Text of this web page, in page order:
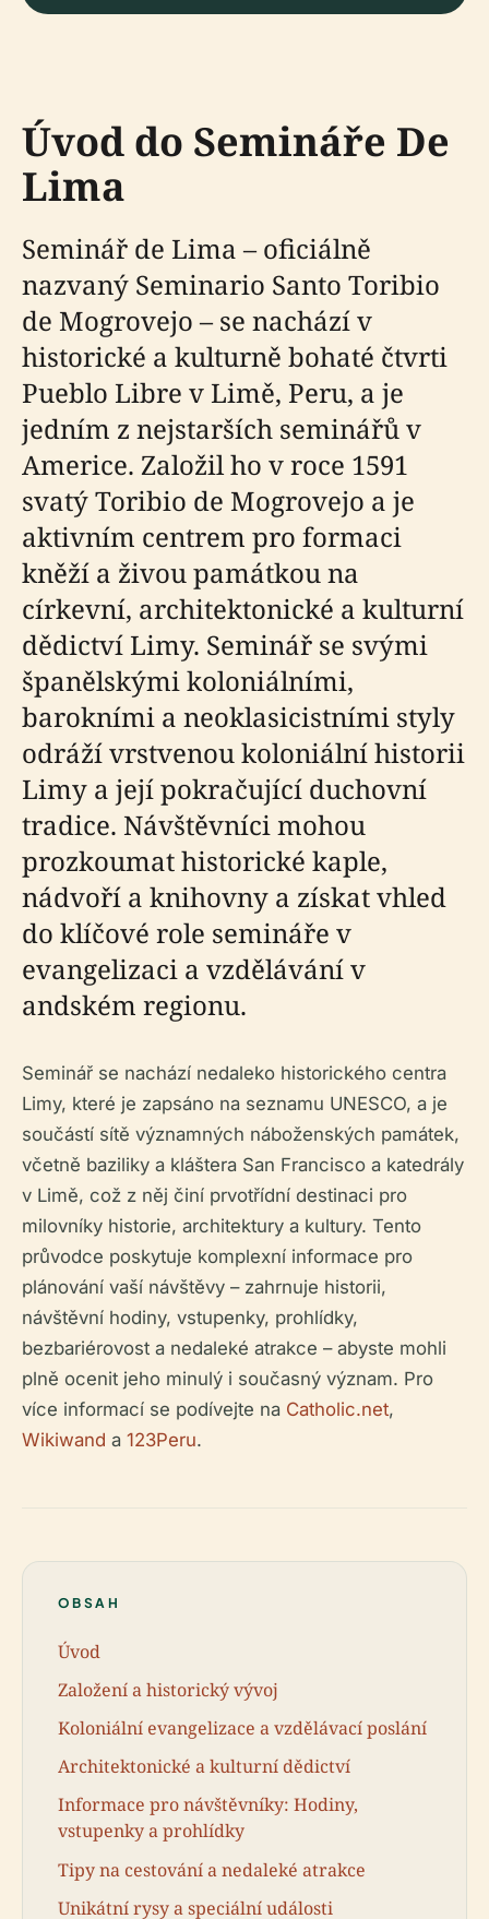
Úvod do Semináře De
Lima
Seminář de Lima – oficiálně
nazvaný Seminario Santo Toribio
de Mogrovejo – se nachází v
historické a kulturně bohaté čtvrti
Pueblo Libre v Limě, Peru, a je
jedním z nejstarších seminářů v
Americe. Založil ho v roce 1591
svatý Toribio de Mogrovejo a je
aktivním centrem pro formaci
kněží a živou památkou na
církevní, architektonické a kulturní
dědictví Limy. Seminář se svými
španělskými koloniálními,
barokními a neoklasicistními styly
odráží vrstvenou koloniální historii
Limy a její pokračující duchovní
tradice. Návštěvníci mohou
prozkoumat historické kaple,
nádvoří a knihovny a získat vhled
do klíčové role semináře v
evangelizaci a vzdělávání v
andském regionu.
Seminář se nachází nedaleko historického centra
Limy, které je zapsáno na seznamu UNESCO, a je
součástí sítě významných náboženských památek,
včetně baziliky a kláštera San Francisco a katedrály
v Limě, což z něj činí prvotřídní destinaci pro
milovníky historie, architektury a kultury. Tento
průvodce poskytuje komplexní informace pro
plánování vaší návštěvy – zahrnuje historii,
návštěvní hodiny, vstupenky, prohlídky,
bezbariérovost a nedaleké atrakce – abyste mohli
plně ocenit jeho minulý i současný význam. Pro
více informací se podívejte na Catholic.net,
Wikiwand a 123Peru.
OBSAH
Úvod
Založení a historický vývoj
Koloniální evangelizace a vzdělávací poslání
Architektonické a kulturní dědictví
Informace pro návštěvníky: Hodiny,
vstupenky a prohlídky
Tipy na cestování a nedaleké atrakce
Unikátní rysy a speciální události